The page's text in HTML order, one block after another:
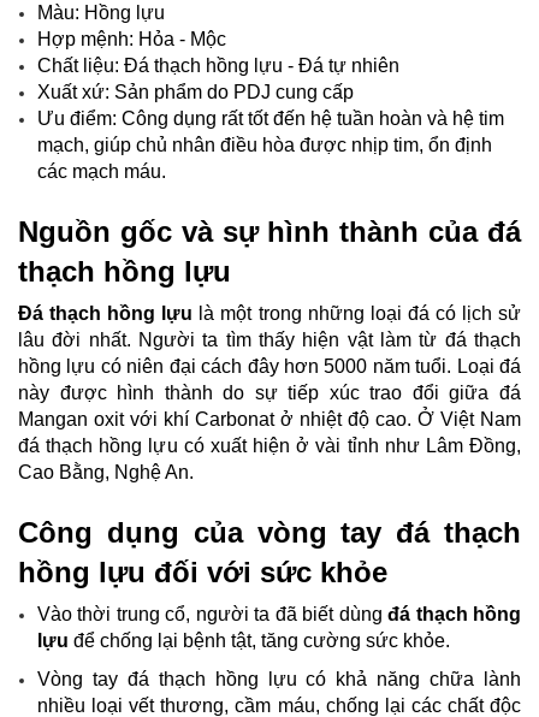
Màu: Hồng lựu
Hợp mệnh: Hỏa - Mộc
Chất liệu: Đá thạch hồng lựu - Đá tự nhiên
Xuất xứ: Sản phẩm do PDJ cung cấp
Ưu điểm: Công dụng rất tốt đến hệ tuần hoàn và hệ tim
mạch, giúp chủ nhân điều hòa được nhịp tim, ổn định
các mạch máu.
Nguồn gốc và sự hình thành của đá
thạch hồng lựu
Đá thạch hồng lựu là một trong những loại đá có lịch sử
lâu đời nhất. Người ta tìm thấy hiện vật làm từ đá thạch
hồng lựu có niên đại cách đây hơn 5000 năm tuổi. Loại đá
này được hình thành do sự tiếp xúc trao đổi giữa đá
Mangan oxit với khí Carbonat ở nhiệt độ cao. Ở Việt Nam
đá thạch hồng lựu có xuất hiện ở vài tỉnh như Lâm Đồng,
Cao Bằng, Nghệ An.
Công dụng của vòng tay đá thạch
hồng lựu đối với sức khỏe
Vào thời trung cổ, người ta đã biết dùngđá thạch hồng
lựu để chống lại bệnh tật, tăng cường sức khỏe.
Vòng tay đá thạch hồng lựu có khả năng chữa lành
nhiều loại vết thương, cầm máu, chống lại các chất độc